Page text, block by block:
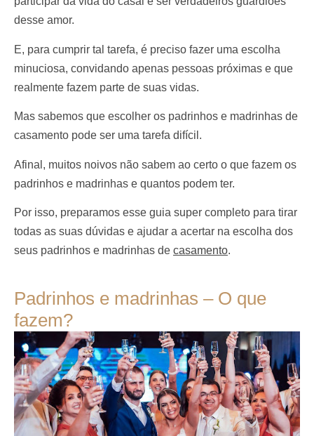
desse amor.
E, para cumprir tal tarefa, é preciso fazer uma escolha
minuciosa, convidando apenas pessoas próximas e que
realmente fazem parte de suas vidas.
Mas sabemos que escolher os padrinhos e madrinhas de
casamento pode ser uma tarefa difícil.
Afinal, muitos noivos não sabem ao certo o que fazem os
padrinhos e madrinhas e quantos podem ter.
Por isso, preparamos esse guia super completo para tirar
todas as suas dúvidas e ajudar a acertar na escolha dos
seus padrinhos e madrinhas de casamento.
Padrinhos e madrinhas – O que
fazem?